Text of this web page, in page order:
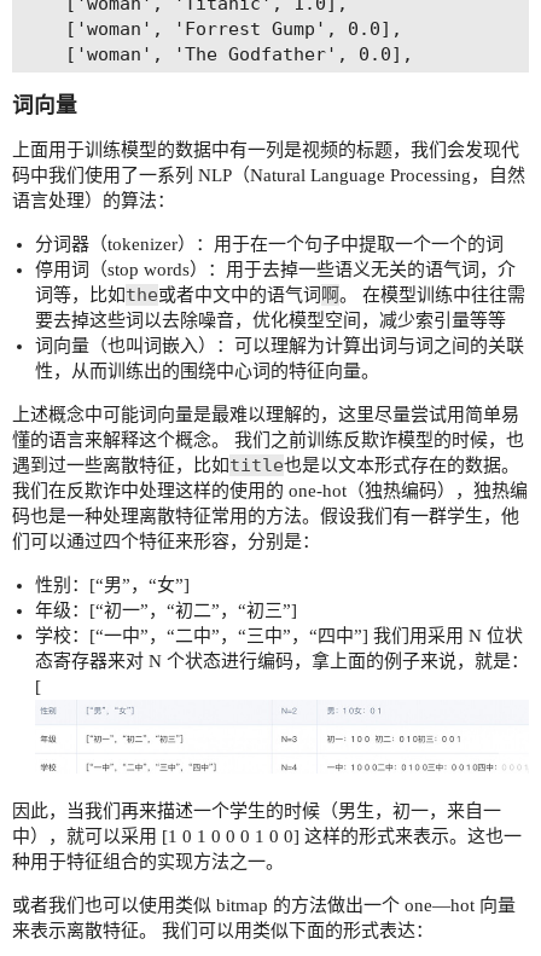
    ['woman', 'Forrest Gump', 0.0],
    ['woman', 'The Godfather', 0.0],
    ['man', 'Titanic', 0.0],
    ['woman', 'A Beautiful Mind', 1.0],
]
rdd = sc.parallelize(dicts, 3)
dataf = sqlContext.createDataFrame(rdd,
# 将性别进行独热编码，以便把数据转换成算法可以识别的形式
from pyspark.ml.feature import StringIndexer,
stringIndexer = StringIndexer(inputCol="gender",
data_indexed =
encoder = OneHotEncoder(inputCol="gender_num",
data_encoded =
data =
data.show()
# 使用分词器
# 使用停用词
remover = StopWordsRemover(inputCol="words",
# 将文本数据转换成特征向量，注意下面被注释的代码，这里
# word2vec.fit(remover)
vectorizer =
# 将所有特征组合成一个特征向量
vectorAssembler =
# 定义逻辑回归
classifier =
# 定义流水线， 当数据来了以后就可以按顺序处理数据
pipeline = Pipeline(stages=[tokenizer,
# 模型训练
model = pipeline.fit(data)
词向量
上面用于训练模型的数据中有一列是视频的标题，我们会发现代
码中我们使用了一系列 NLP（Natural Language Processing，自然
语言处理）的算法：
分词器（tokenizer）：用于在一个句子中提取一个一个的词
停用词（stop words）：用于去掉一些语义无关的语气词，介
词等，比如the或者中文中的语气词 啊。 在模型训练中往往需
要去掉这些词以去除噪音，优化模型空间，减少索引量等等
词向量（也叫词嵌入）：可以理解为计算出词与词之间的关联
性，从而训练出的围绕中心词的特征向量。
上述概念中可能词向量是最难以理解的，这里尽量尝试用简单易
懂的语言来解释这个概念。 我们之前训练反欺诈模型的时候，也
遇到过一些离散特征，比如title也是以文本形式存在的数据。
我们在反欺诈中处理这样的使用的 one-hot（独热编码），独热编
码也是一种处理离散特征常用的方法。假设我们有一群学生，他
们可以通过四个特征来形容，分别是：
性别：[“男”，“女”]
年级：[“初一”，“初二”，“初三”]
学校：[“一中”，“二中”，“三中”，“四中”] 我们用采用 N 位状
态寄存器来对 N 个状态进行编码，拿上面的例子来说，就是：
[
因此，当我们再来描述一个学生的时候（男生，初一，来自一
中），就可以采用 [1 0 1 0 0 0 1 0 0] 这样的形式来表示。这也一
种用于特征组合的实现方法之一。
或者我们也可以使用类似 bitmap 的方法做出一个 one—hot 向量
来表示离散特征。 我们可以用类似下面的形式表达：